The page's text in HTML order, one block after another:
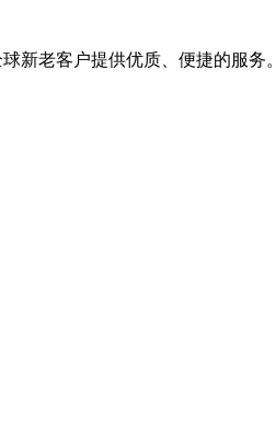
新老客户提供优质、便捷的服务。